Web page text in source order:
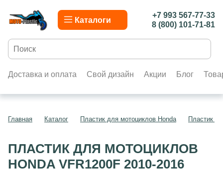
Каталоги
+7 993 567-77-33
8 (800) 101-71-81
Доставка и оплата Свой дизайн Акции Блог
Главная Каталог Пластик для мотоциклов Honda Пластик
ПЛАСТИК ДЛЯ МОТОЦИКЛОВ
HONDA VFR1200F 2010-2016